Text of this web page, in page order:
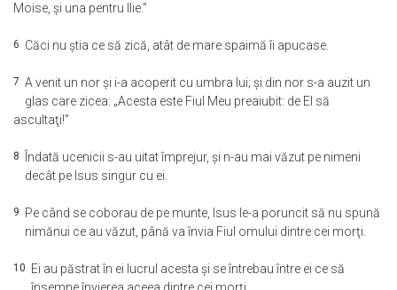
Moise, şi una pentru Ilie.”
6 Căci nu ştia ce să zică, atât de mare spaimă îi apucase.
7 A venit un nor şi i-a acoperit cu umbra lui; şi din nor s-a auzit un
glas care zicea: „Acesta este Fiul Meu preaiubit: de El să
ascultaţi!”
8
Îndată ucenicii s-au uitat împrejur, şi n-au mai văzut pe nimeni
decât pe Isus singur cu ei.
9 Pe când se coborau de pe munte, Isus le-a poruncit să nu spună
nimănui ce au văzut, până va învia Fiul omului dintre cei morţi.
10 Ei au păstrat în ei lucrul acesta şi se întrebau între ei ce să